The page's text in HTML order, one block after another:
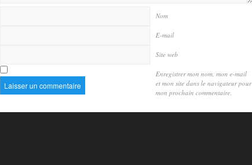
Nom
E-mail
Site web
Enregistrer mon nom, mon e-mail
et mon site dans le navigateur pour
mon prochain commentaire.